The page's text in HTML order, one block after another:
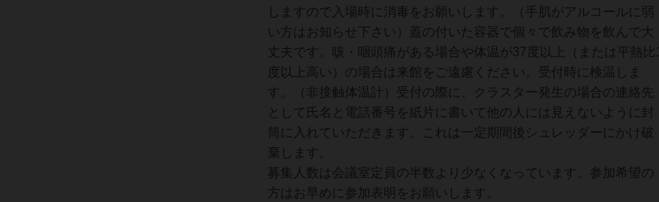
しますので入場時に消毒をお願いします。（手肌がアルコールに弱
い方はお知らせ下さい）蓋の付いた容器で個々で飲み物を飲んで大
丈夫です。咳・咽頭痛がある場合や体温が37度以上（または平熱比1
度以上高い）の場合は来館をご遠慮ください。受付時に検温しま
す。（非接触体温計）受付の際に、クラスター発生の場合の連絡先
として氏名と電話番号を紙片に書いて他の人には見えないように封
筒に入れていただきます。これは一定期間後シュレッダーにかけ破
棄します。
募集人数は会議室定員の半数より少なくなっています。参加希望の
方はお早めに参加表明をお願いします。